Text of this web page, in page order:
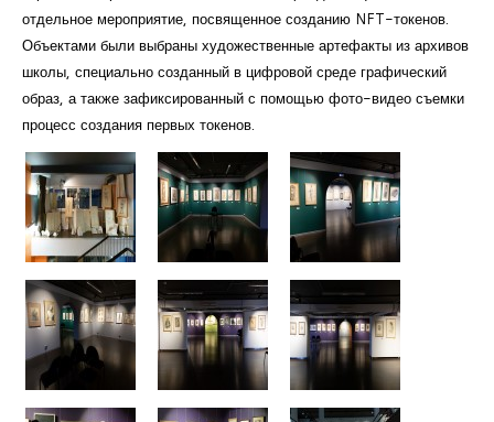
отдельное мероприятие, посвященное созданию NFT-токенов.
Объектами были выбраны художественные артефакты из архивов
школы, специально созданный в цифровой среде графический
образ, а также зафиксированный с помощью фото-видео съемки
процесс создания первых токенов.